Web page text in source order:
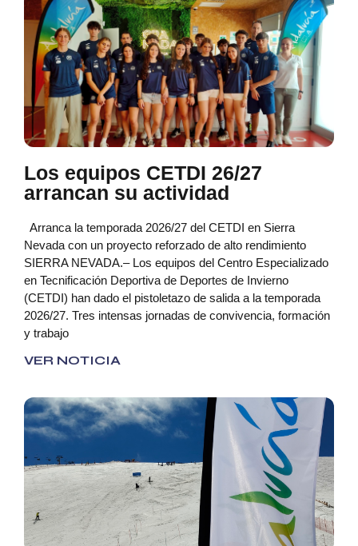
Los equipos CETDI 26/27
arrancan su actividad
Arranca la temporada 2026/27 del CETDI en Sierra
Nevada con un proyecto reforzado de alto rendimiento
SIERRA NEVADA.– Los equipos del Centro Especializado
en Tecnificación Deportiva de Deportes de Invierno
(CETDI) han dado el pistoletazo de salida a la temporada
2026/27. Tres intensas jornadas de convivencia, formación
y trabajo
VER NOTICIA